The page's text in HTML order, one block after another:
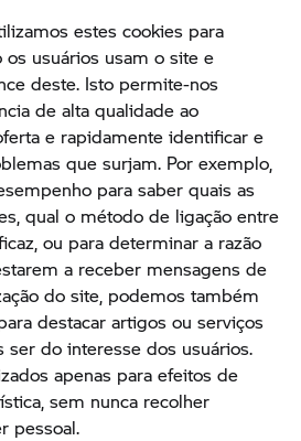
estes cookies para
usuários usam o site e
deste. Isto permite-nos
de alta qualidade ao
e rapidamente identificar e
que surjam. Por exemplo,
para saber quais as
qual o método de ligação entre
ou para determinar a razão
a receber mensagens de
do site, podemos também
destacar artigos ou serviços
do interesse dos usuários.
apenas para efeitos de
sem nunca recolher
pessoal.